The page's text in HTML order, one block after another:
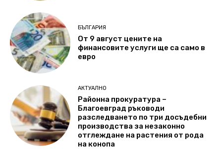
БЪЛГАРИЯ
От 9 август цените на
финансовите услуги ще са само в
евро
АКТУАЛНО
Районна прокуратура –
Благоевград ръководи
разследването по три досъдебни
производства за незаконно
отглеждане на растения от рода
на конопа